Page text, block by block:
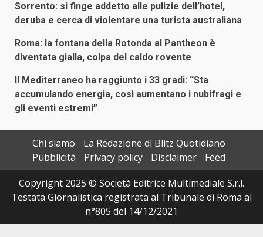
Sorrento: si finge addetto alle pulizie dell’hotel,
deruba e cerca di violentare una turista australiana
Roma: la fontana della Rotonda al Pantheon è
diventata gialla, colpa del caldo rovente
Il Mediterraneo ha raggiunto i 33 gradi: “Sta
accumulando energia, così aumentano i nubifragi e
gli eventi estremi”
Chi siamo
La Redazione di Blitz Quotidiano
Pubblicità
Privacy policy Disclaimer
Feed
Copyright 2025 © Società Editrice Multimediale S.r.l.
Testata Giornalistica registrata al Tribunale di Roma al
n°805 del 14/12/2021